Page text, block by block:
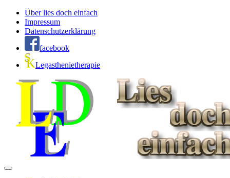
Über lies doch einfach
Impressum
Datenschutzerklärung
facebook
Legasthenietherapie